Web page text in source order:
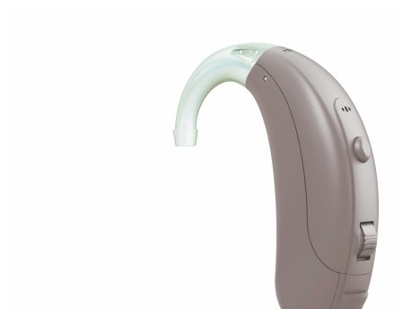
Signia Pure BCT IX Signia Silk IX Widex
Audio Service R LI 7
Widex filters
Domes
De Signia Active Mini IX is het nieuwste hoortoestel van Signia.